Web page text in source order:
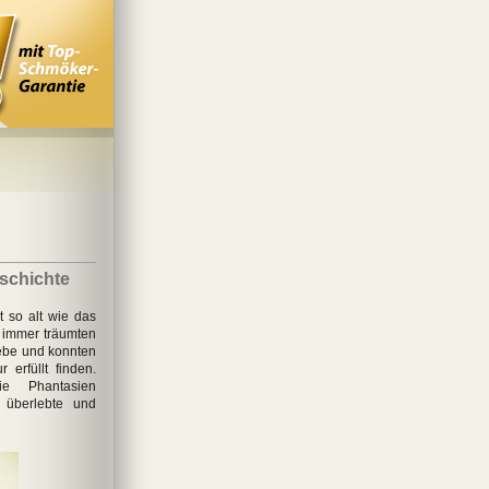
so alt wie das
träumten
und konnten
erfüllt finden.
Phantasien
überlebte und